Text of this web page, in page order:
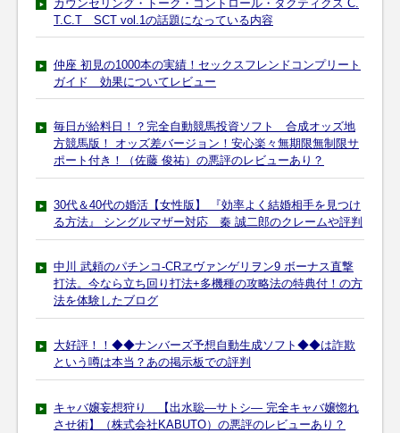
カウンセリング・トーク・コントロール・タクティクス C.
T.C.T SCT vol.1の話題になっている内容
仲座 初見の1000本の実績！セックスフレンドコンプリート
ガイド 効果についてレビュー
毎日が給料日！？完全自動競馬投資ソフト 合成オッズ地
方競馬版！ オッズ差バージョン！安心楽々無期限無制限サ
ポート付き！（佐藤 俊祐）の悪評のレビューあり？
30代＆40代の婚活【女性版】 『効率よく結婚相手を見つけ
る方法』 シングルマザー対応 秦 誠二郎のクレームや評判
中川 武頼のパチンコ-CRヱヴァンゲリヲン9 ボーナス直撃
打法。今なら立ち回り打法+多機種の攻略法の特典付！の方
法を体験したブログ
大好評！！◆◆ナンバーズ予想自動生成ソフト◆◆は詐欺
という噂は本当？あの掲示板での評判
キャバ嬢妄想狩り 【出水聡―サトシ― 完全キャバ嬢惚れ
させ術】（株式会社KABUTO）の悪評のレビューあり？